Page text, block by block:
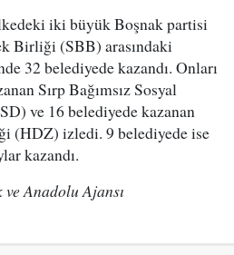
iki büyük Boşnak partisi
Birliği (SBB) arasındaki
32 belediyede kazandı. Onları
Sırp Bağımsız Sosyal
ve 16 belediyede kazanan
(HDZ) izledi. 9 belediyede ise
kazandı.
Anadolu Ajansı